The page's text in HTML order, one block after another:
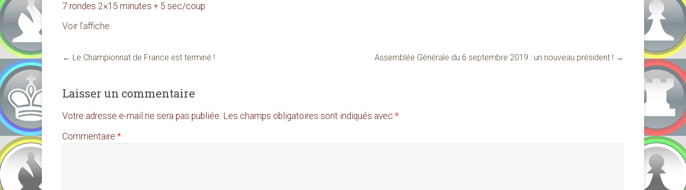
7 rondes 2×15 minutes + 5 sec/coup
Voir l’affiche
← Le Championnat de France est terminé ! Assemblée Générale du 6 septembre 2019 : un nouveau président ! →
Laisser un commentaire
Votre adresse e-mail ne sera pas publiée. Les champs obligatoires sont indiqués avec *
Commentaire *